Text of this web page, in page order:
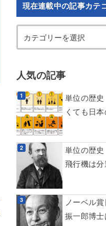
現在連載中の記事カテ
人気の記事
単位の歴
くても日
単位の歴
飛行機は
ノーベル
振一郎博